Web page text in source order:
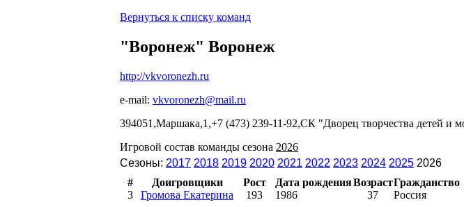
Вернуться к списку команд
"Воронеж" Воронеж
http://vkvoronezh.ru
e-mail: vkvoronezh@mail.ru
394051,Маршака,1,+7 (473) 239-11-92,СК "Дворец творчества детей и
Игровой состав команды сезона 2026
Сезоны: 2017 2018 2019 2020 2021 2022 2023 2024 2025 2026
#
Доигровщики Рост Дата рожденияВозрастГражданство
3
Громова Екатерина 193 1986 37
Россия